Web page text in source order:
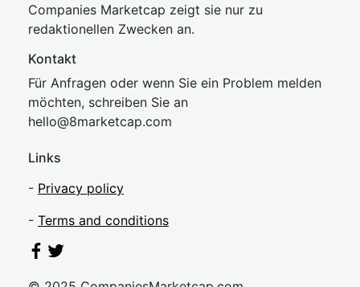
Companies Marketcap zeigt sie nur zu
redaktionellen Zwecken an.
Kontakt
Für Anfragen oder wenn Sie ein Problem melden
möchten, schreiben Sie an
hello@8marketcap.com
Links
- Privacy policy
- Terms and conditions